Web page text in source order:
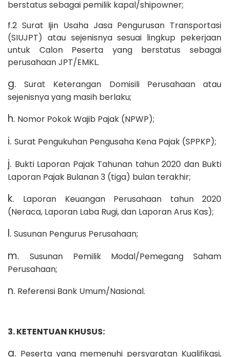
berstatus sebagai pemilik kapal/shipowner;
f.2 Surat Ijin Usaha Jasa Pengurusan Transportasi
(SIUJPT) atau sejenisnya sesuai lingkup pekerjaan
untuk Calon Peserta yang berstatus sebagai
perusahaan JPT/EMKL.
g. Surat Keterangan Domisili Perusahaan atau
sejenisnya yang masih berlaku;
h. Nomor Pokok Wajib Pajak (NPWP);
i. Surat Pengukuhan Pengusaha Kena Pajak (SPPKP);
j. Bukti Laporan Pajak Tahunan tahun 2020 dan Bukti
Laporan Pajak Bulanan 3 (tiga) bulan terakhir;
k.
Laporan Keuangan Perusahaan tahun 2020
(Neraca, Laporan Laba Rugi, dan Laporan Arus Kas);
l. Susunan Pengurus Perusahaan;
m.Susunan Pemilik Modal/Pemegang Saham
Perusahaan;
n. Referensi Bank Umum/Nasional.
3. KETENTUAN KHUSUS:
a. Peserta yang memenuhi persyaratan Kualifikasi,